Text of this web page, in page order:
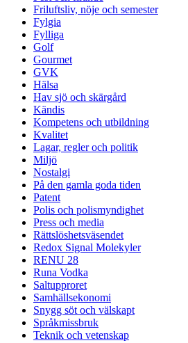
Friluftsliv, nöje och semester
Fylgia
Fylliga
Golf
Gourmet
GVK
Hälsa
Hav sjö och skärgård
Kändis
Kompetens och utbildning
Kvalitet
Lagar, regler och politik
Miljö
Nostalgi
På den gamla goda tiden
Patent
Polis och polismyndighet
Press och media
Rättslöshetsväsendet
Redox Signal Molekyler
RENU 28
Runa Vodka
Saltupproret
Samhällsekonomi
Snygg söt och välskapt
Språkmissbruk
Teknik och vetenskap